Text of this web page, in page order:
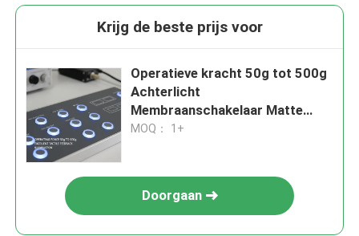
Krijg de beste prijs voor
Operatieve kracht 50g tot 500g
Achterlicht
Membraanschakelaar Matte
afwerking Biedt uitstekende
MOQ： 1+
Doorgaan